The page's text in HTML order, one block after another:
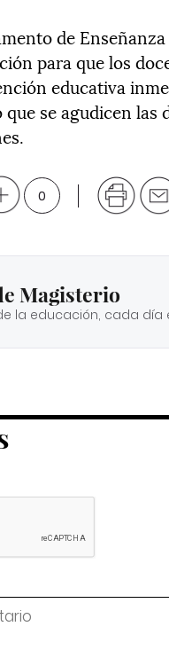
de
para que los
educativa
se agudicen
0
Magisterio
la educación, cada día